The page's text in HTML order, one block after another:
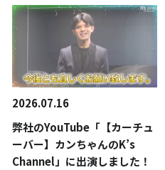
2026.07.16
弊社のYouTube「【カーチュ
ーバー】カンちゃんのK’s
Channel」に出演しました！